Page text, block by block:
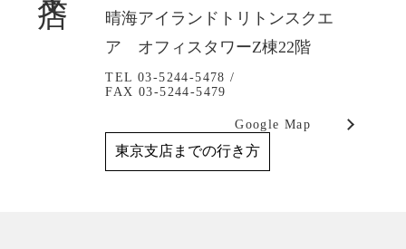
晴海アイランドトリトンスクエ
ア オフィスタワーZ棟22階
TEL 03-5244-5478 /
FAX 03-5244-5479
Google Map
東京支店までの行き方